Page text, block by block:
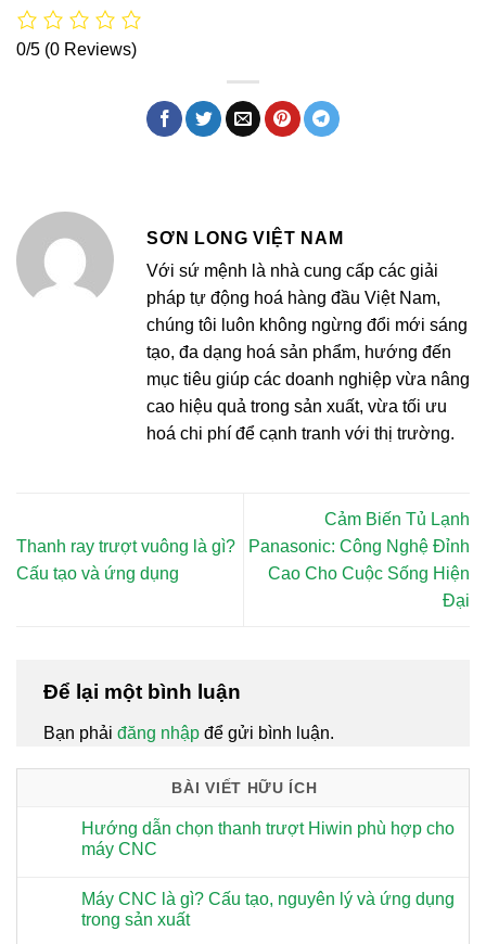
BÀI VIẾT HỮU ÍCH
Hướng dẫn chọn thanh trượt Hiwin phù hợp cho
máy CNC
Máy CNC là gì? Cấu tạo, nguyên lý và ứng dụng
trong sản xuất
0/5 (0 Reviews)
SƠN LONG VIỆT NAM
Với sứ mệnh là nhà cung cấp các giải
pháp tự động hoá hàng đầu Việt Nam,
chúng tôi luôn không ngừng đổi mới sáng
tạo, đa dạng hoá sản phẩm, hướng đến
mục tiêu giúp các doanh nghiệp vừa nâng
cao hiệu quả trong sản xuất, vừa tối ưu
hoá chi phí để cạnh tranh với thị trường.
Thanh ray trượt vuông là gì?
Cấu tạo và ứng dụng
Cảm Biến Tủ Lạnh
Panasonic: Công Nghệ Đỉnh
Cao Cho Cuộc Sống Hiện
Đại
Để lại một bình luận
Bạn phải đăng nhập để gửi bình luận.